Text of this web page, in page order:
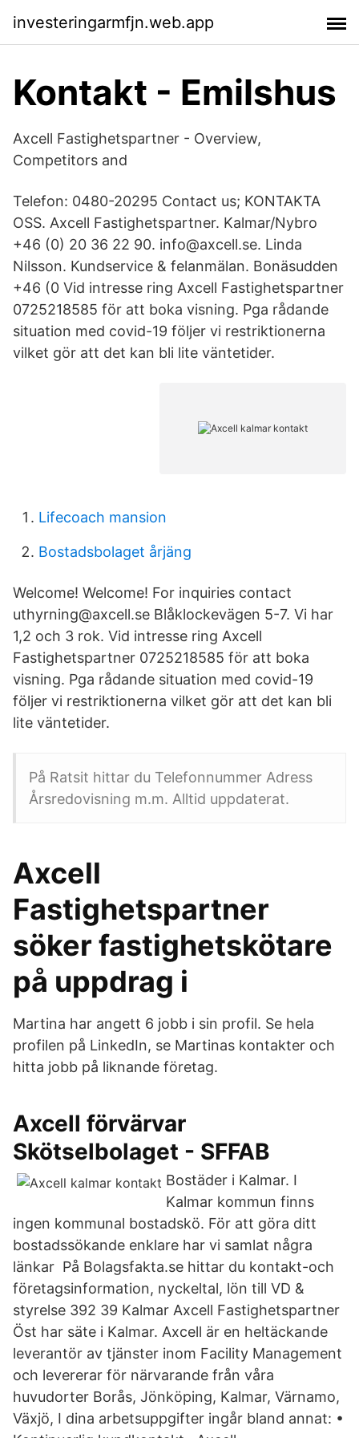
investeringarmfjn.web.app
Kontakt - Emilshus
Axcell Fastighetspartner - Overview,
Competitors and
Telefon: 0480-20295 Contact us; KONTAKTA
OSS. Axcell Fastighetspartner. Kalmar/Nybro
+46 (0) 20 36 22 90. info@axcell.se. Linda
Nilsson. Kundservice & felanmälan. Bonäsudden
+46 (0 Vid intresse ring Axcell Fastighetspartner
0725218585 för att boka visning. Pga rådande
situation med covid-19 följer vi restriktionerna
vilket gör att det kan bli lite väntetider.
Lifecoach mansion
Bostadsbolaget årjäng
Welcome! Welcome! For inquiries contact
uthyrning@axcell.se Blåklockevägen 5-7. Vi har
1,2 och 3 rok. Vid intresse ring Axcell
Fastighetspartner 0725218585 för att boka
visning. Pga rådande situation med covid-19
följer vi restriktionerna vilket gör att det kan bli
lite väntetider.
På Ratsit hittar du Telefonnummer Adress
Årsredovisning m.m. Alltid uppdaterat.
Axcell
Fastighetspartner
söker fastighetskötare
på uppdrag i
Martina har angett 6 jobb i sin profil. Se hela
profilen på LinkedIn, se Martinas kontakter och
hitta jobb på liknande företag.
Axcell förvärvar
Skötselbolaget - SFFAB
Bostäder i Kalmar. I
Kalmar kommun finns
ingen kommunal bostadskö. För att göra ditt
bostadssökande enklare har vi samlat några
länkar På Bolagsfakta.se hittar du kontakt-och
företagsinformation, nyckeltal, lön till VD &
styrelse 392 39 Kalmar Axcell Fastighetspartner
Öst har säte i Kalmar. Axcell är en heltäckande
leverantör av tjänster inom Facility Management
och levererar för närvarande från våra
huvudorter Borås, Jönköping, Kalmar, Värnamo,
Växjö, I dina arbetsuppgifter ingår bland annat: •